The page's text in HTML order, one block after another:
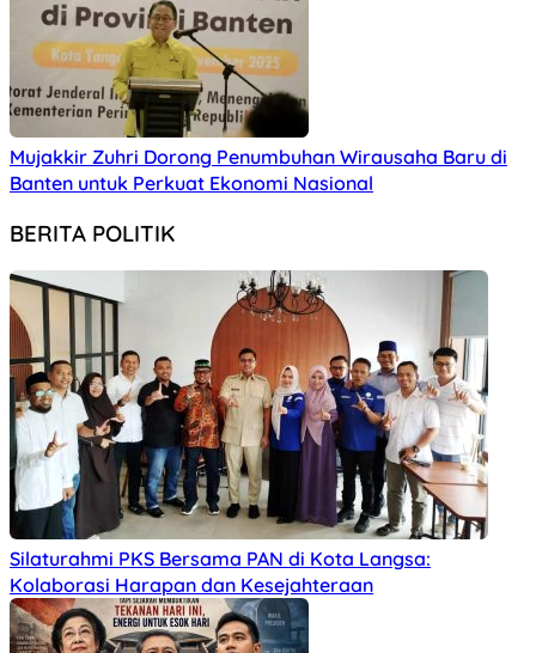
Mujakkir Zuhri Dorong Penumbuhan Wirausaha Baru di
Banten untuk Perkuat Ekonomi Nasional
BERITA POLITIK
Silaturahmi PKS Bersama PAN di Kota Langsa:
Kolaborasi Harapan dan Kesejahteraan